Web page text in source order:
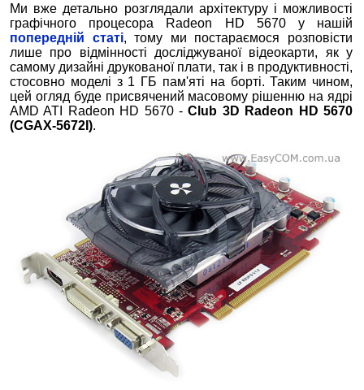
Ми вже детально розглядали архітектуру і можливості
графічного процесора Radeon HD 5670 у нашій
попередній статі, тому ми постараємося розповісти
лише про відмінності досліджуваної відеокарти, як у
самому дизайні друкованої плати, так і в продуктивності,
стосовно моделі з 1 ГБ пам'яті на борті. Таким чином,
цей огляд буде присвячений масовому рішенню на ядрі
AMD ATI Radeon HD 5670 -Club 3D Radeon HD 5670
(CGAX-5672I).